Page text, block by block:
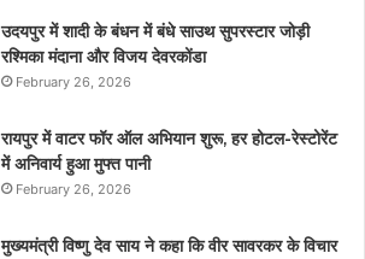
उदयपुर में शादी के बंधन में बंधे साउथ सुपरस्टार जोड़ी
रश्मिका मंदाना और विजय देवरकोंडा
February 26, 2026
रायपुर में वाटर फॉर ऑल अभियान शुरू, हर होटल-रेस्टोरेंट
में अनिवार्य हुआ मुफ्त पानी
February 26, 2026
मुख्यमंत्री विष्णु देव साय ने कहा कि वीर सावरकर के विचार